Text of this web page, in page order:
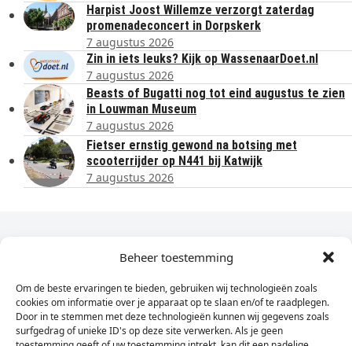
Beheer toestemming
Om de beste ervaringen te bieden, gebruiken wij technologieën zoals
cookies om informatie over je apparaat op te slaan en/of te raadplegen.
Door in te stemmen met deze technologieën kunnen wij gegevens zoals
surfgedrag of unieke ID's op deze site verwerken. Als je geen
Harpist Joost Willemze verzorgt zaterdag
promenadeconcert in Dorpskerk
7 augustus 2026
Zin in iets leuks? Kijk op WassenaarDoet.nl
7 augustus 2026
Beasts of Bugatti nog tot eind augustus te zien
in Louwman Museum
7 augustus 2026
Fietser ernstig gewond na botsing met
scooterrijder op N441 bij Katwijk
7 augustus 2026
Dagelijks het laatste nieuws in je e-mail?
Vul
hier
je